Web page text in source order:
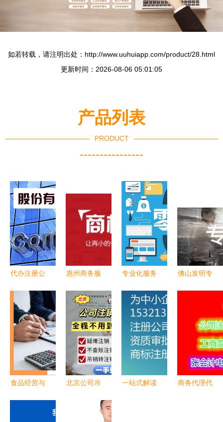
如若转载，请注明出处：http://www.uuhuiapp.com/product/28.html
更新时间：2026-08-06 05:01:05
产品列表
PRODUCT
----------------
代办注册公
——揭秘商
务代理代办
服务的利与
惠州商务服
同城助力本
地高效商务
代办新体验
专业化服务
务便捷之路
代理记账与
代办服务深
度解析
佛山发明专
申请#发明
专利代办哪
家好#商务
咨询:13
食品经营与
北京公司吊
一站式解读
商务代理代